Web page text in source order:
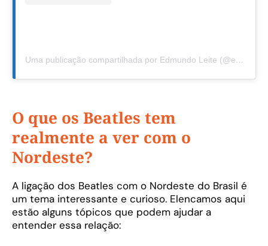
Uma publicação compartilhada por Edmundo Leite (@edmundoleite)
O que os Beatles tem
realmente a ver com o
Nordeste?
A ligação dos Beatles com o Nordeste do Brasil é
um tema interessante e curioso. Elencamos aqui
estão alguns tópicos que podem ajudar a
entender essa relação: